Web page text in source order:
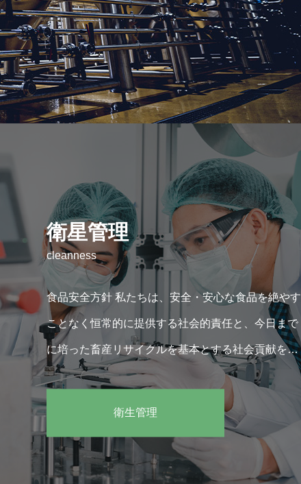
衛星管理
cleanness
食品安全方針 私たちは、安全・安心な食品を絶やす
ことなく恒常的に提供する社会的責任と、今日まで
に培った畜産リサイクルを基本とする社会貢献を果
たせる企業活動を行います。
衛生管理